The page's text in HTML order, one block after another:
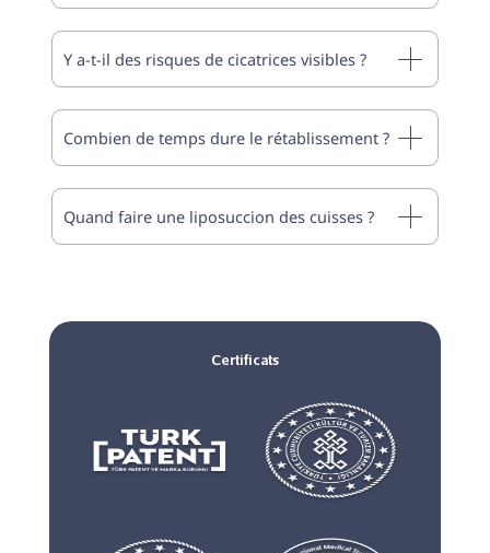
Y a-t-il des risques de cicatrices visibles ?
Combien de temps dure le rétablissement ?
Quand faire une liposuccion des cuisses ?
Certificats